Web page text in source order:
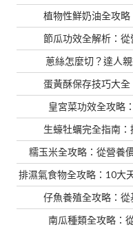
植物性鮮奶油全攻
節瓜功效全解析：
蔥絲怎麼切？達人
蛋黃酥保存技巧大
皇宮菜功效全攻略
生蠔牡蠣完全指南
糯玉米全攻略：從營養
排濕氣食物全攻略：10大
仔魚養殖全攻略：
南瓜種類全攻略：